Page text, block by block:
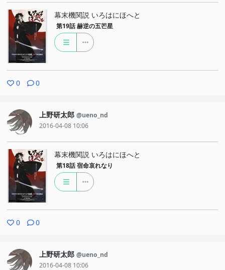
幕末機関説 いろはにほへと
第19話 赫逆の五芒星
0 0
上野研太郎 @ueno_nd
2016-04-08 10:06
幕末機関説 いろはにほへと
第18話 宿命哀れなり
0 0
上野研太郎 @ueno_nd
2016-04-08 10:06